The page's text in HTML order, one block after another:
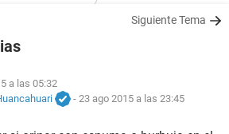
Siguiente Tema
a las 05:32
- 23 ago 2015 a las 23:45